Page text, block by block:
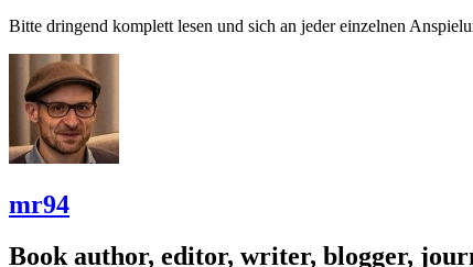
Bitte dringend komplett lesen und sich an jeder einzelnen
mr94
Book author, editor, writer, blogger,